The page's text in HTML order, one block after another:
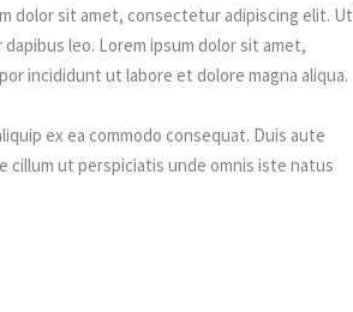
dolor sit amet, consectetur adipiscing elit. Ut
leo. Lorem ipsum dolor sit amet,
incididunt ut labore et dolore magna aliqua.
ex ea commodo consequat. Duis aute
ut perspiciatis unde omnis iste natus